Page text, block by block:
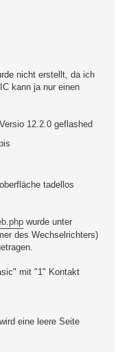
nicht erstellt, da ich
kann ja nur einen
12.2.0 geflashed
tadellos
wurde unter
des Wechselrichters)
mit "1" Kontakt
eine leere Seite